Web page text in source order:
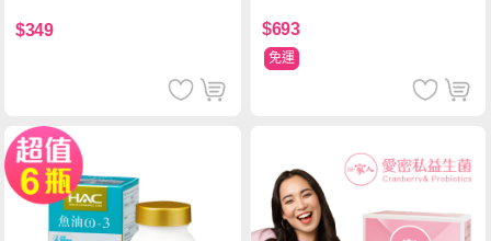
$349 $693
免運